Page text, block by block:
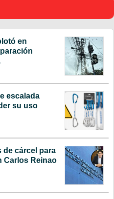
en
escalada
su uso
de cárcel para
Carlos Reinao